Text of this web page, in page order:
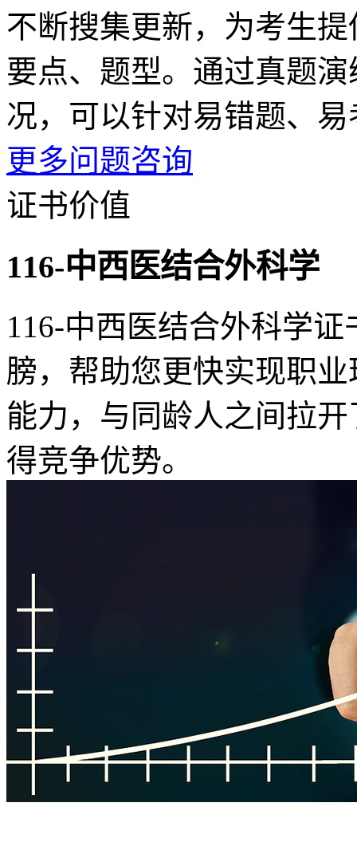
不断搜集更新，为考生
要点、题型。通过真题
况，可以针对易错题、
更多问题咨询
证书价值
116-中西医结合外科学
116-中西医结合外科学
膀，帮助您更快实现职
能力，与同龄人之间拉
得竞争优势。